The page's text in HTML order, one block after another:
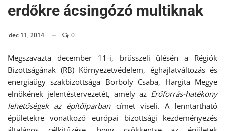
erdőkre ácsingózó multiknak
dec 11, 2014 0
Megszavazta december 11-i, brüsszeli ülésén a Régiók
Bizottságának (RB) Környezetvédelem, éghajlatváltozás és
energiaügy szakbizottsága Borboly Csaba, Hargita Megye
elnökének jelentéstervezetét, amely az Erőforrás-hatékony
lehetőségek az építőiparbancímet viseli. A fenntartható
épületekre vonatkozó európai bizottsági kezdeményezés